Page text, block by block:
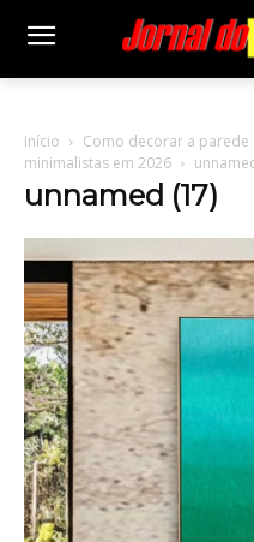
Início
Como decorar a
minimalistas em 2026
unnamed (17)